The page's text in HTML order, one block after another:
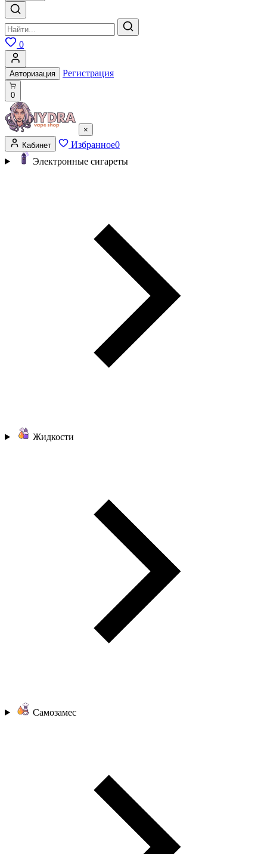
0
Авторизация Регистрация
0
×
Кабинет
Избранное0
Электронные сигареты
Жидкости
Самозамес